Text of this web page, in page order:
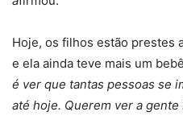
Hoje, os filhos estão prestes
e ela ainda teve mais um
é ver que tantas pessoas se
até hoje. Querem ver a